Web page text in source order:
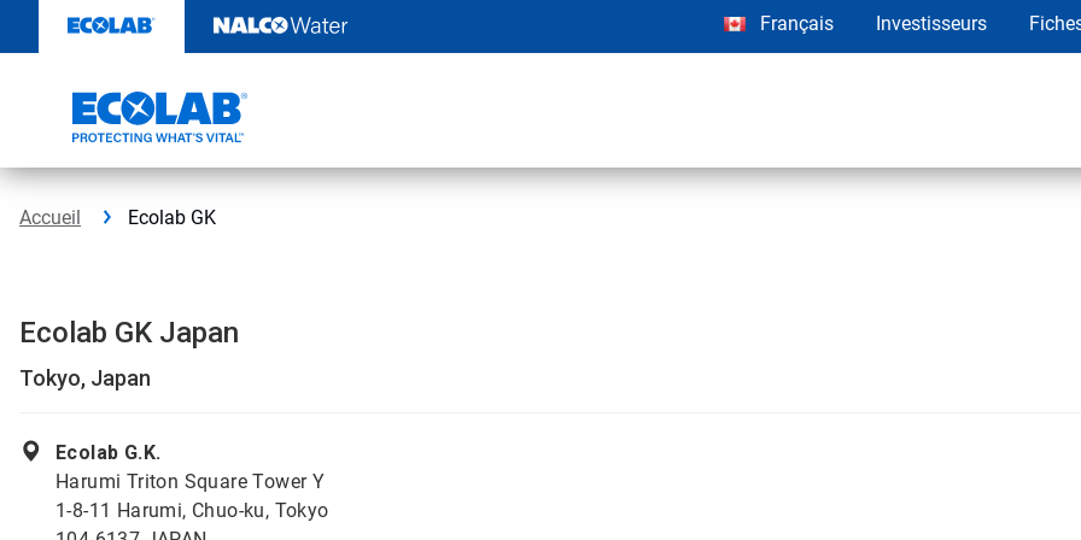
contenu​​​​​​​
Français Investisseurs
Accueil Ecolab GK
Ecolab GK Japan
Tokyo, Japan
Ecolab G.K.
Harumi Triton Square Tower Y
1-8-11 Harumi, Chuo-ku, Tokyo